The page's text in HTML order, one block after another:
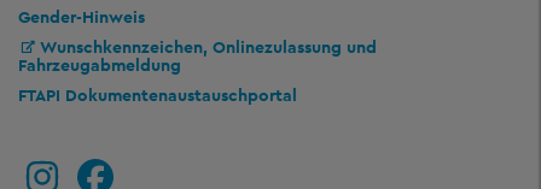
Gender-Hinweis
Wunschkennzeichen, Onlinezulassung und
Fahrzeugabmeldung
FTAPI Dokumentenaustauschportal